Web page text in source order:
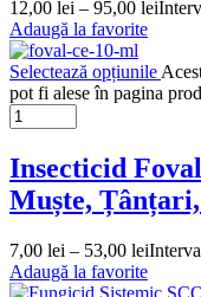
12,00 lei – 95,00 lei
Adaugă la favorite
Selectează opțiunile
pot fi alese în pagina
Insecticid
Muște,
7,00 lei – 53,00 lei
Adaugă la favorite